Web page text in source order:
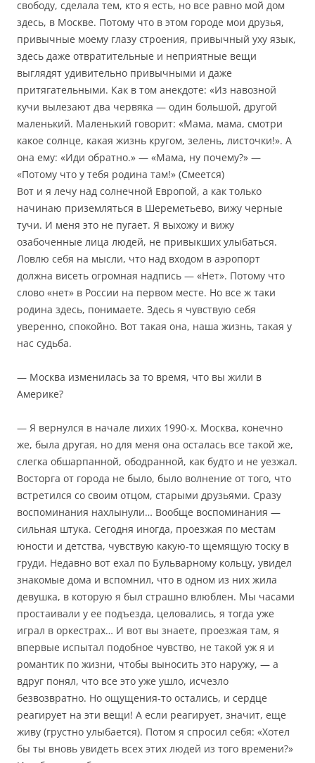
свободу, сделала тем, кто я есть, но все равно мой дом
здесь, в Москве. Потому что в этом городе мои друзья,
привычные моему глазу строения, привычный уху язык,
здесь даже отвратительные и неприятные вещи
выглядят удивительно привычными и даже
притягательными. Как в том анекдоте: «Из навозной
кучи вылезают два червяка — один большой, другой
маленький. Маленький говорит: «Мама, мама, смотри
какое солнце, какая жизнь кругом, зелень, листочки!». А
она ему: «Иди обратно.» — «Мама, ну почему?» —
«Потому что у тебя родина там!» (Смеется)
Вот и я лечу над солнечной Европой, а как только
начинаю приземляться в Шереметьево, вижу черные
тучи. И меня это не пугает. Я выхожу и вижу
озабоченные лица людей, не привыкших улыбаться.
Ловлю себя на мысли, что над входом в аэропорт
должна висеть огромная надпись — «Нет». Потому что
слово «нет» в России на первом месте. Но все ж таки
родина здесь, понимаете. Здесь я чувствую себя
уверенно, спокойно. Вот такая она, наша жизнь, такая у
нас судьба.
— Москва изменилась за то время, что вы жили в
Америке?
— Я вернулся в начале лихих 1990-х. Москва, конечно
же, была другая, но для меня она осталась все такой же,
слегка обшарпанной, ободранной, как будто и не уезжал.
Восторга от города не было, было волнение от того, что
встретился со своим отцом, старыми друзьями. Сразу
воспоминания нахлынули… Вообще воспоминания —
сильная штука. Сегодня иногда, проезжая по местам
юности и детства, чувствую какую-то щемящую тоску в
груди. Недавно вот ехал по Бульварному кольцу, увидел
знакомые дома и вспомнил, что в одном из них жила
девушка, в которую я был страшно влюблен. Мы часами
простаивали у ее подъезда, целовались, я тогда уже
играл в оркестрах… И вот вы знаете, проезжая там, я
впервые испытал подобное чувство, не такой уж я и
романтик по жизни, чтобы выносить это наружу, — а
вдруг понял, что все это уже ушло, исчезло
безвозвратно. Но ощущения-то остались, и сердце
реагирует на эти вещи! А если реагирует, значит, еще
живу (грустно улыбается). Потом я спросил себя: «Хотел
бы ты вновь увидеть всех этих людей из того времени?»